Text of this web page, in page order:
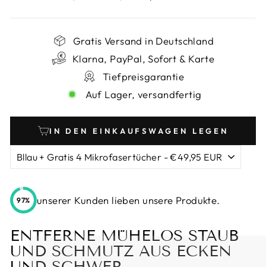
Gratis Versand in Deutschland
Klarna, PayPal, Sofort & Karte
Tiefpreisgarantie
Auf Lager, versandfertig
IN DEN EINKAUFSWAGEN LEGEN
97% unserer Kunden lieben unsere Produkte.
ENTFERNE MÜHELOS STAUB
UND SCHMUTZ AUS ECKEN